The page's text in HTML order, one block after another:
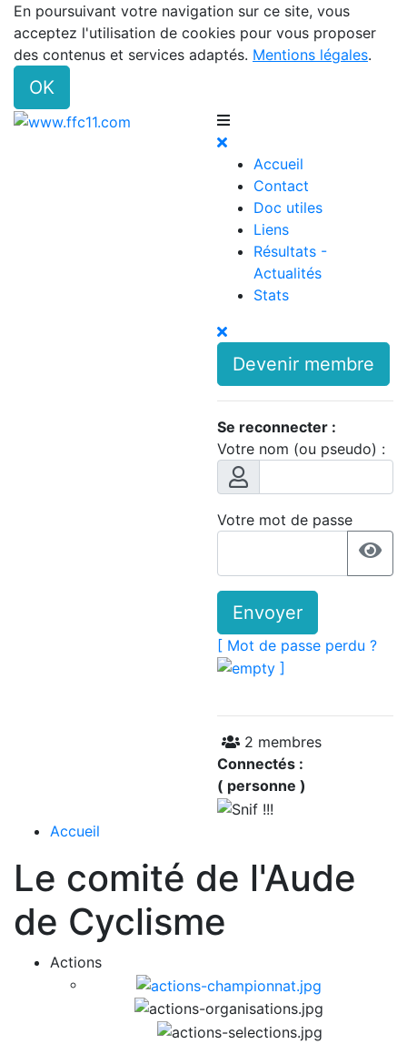
En poursuivant votre navigation sur ce site, vous
acceptez l'utilisation de cookies pour vous proposer
des contenus et services adaptés. Mentions légales.
OK
Accueil
Contact
Doc utiles
Liens
Résultats -
Actualités
Stats
Devenir membre
Se reconnecter :
Votre nom (ou pseudo) :
Votre mot de passe
Envoyer
[ Mot de passe perdu ?
]
2 membres
Connectés :
( personne )
Accueil
Le comité de l'Aude
de Cyclisme
Actions